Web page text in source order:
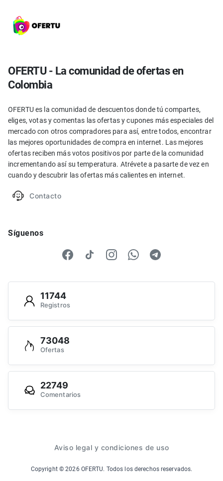
OFERTU - La comunidad de ofertas en
Colombia
OFERTU es la comunidad de descuentos donde tú compartes,
eliges, votas y comentas las ofertas y cupones más especiales del
mercado con otros compradores para así, entre todos, encontrar
las mejores oportunidades de compra en internet. Las mejores
ofertas reciben más votos positivos por parte de la comunidad
incrementando así su temperatura. Atrévete a pasarte de vez en
cuando y descubrir las ofertas más calientes en internet.
Contacto
Síguenos
11744
Registros
73048
Ofertas
22749
Comentarios
Aviso legal y condiciones de uso
Copyright ©2026 OFERTU. Todos los derechos reservados.